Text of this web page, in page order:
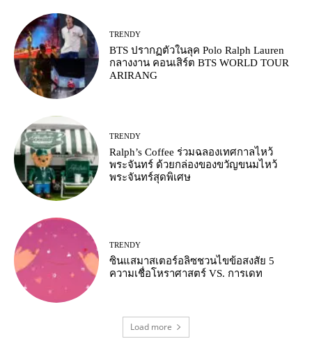
TRENDY
BTS ปรากฏตัวในลุค Polo Ralph Lauren
กลางงาน คอนเสิร์ต BTS WORLD TOUR
ARIRANG
TRENDY
Ralph’s Coffee ร่วมฉลองเทศกาลไหว้
พระจันทร์ ด้วยกล่องของขวัญขนมไหว้
พระจันทร์สุดพิเศษ
TRENDY
ซินแสมาสเตอร์อลิซชวนไขข้อสงสัย 5
ความเชื่อโหราศาสตร์ VS. การเดท
Load more